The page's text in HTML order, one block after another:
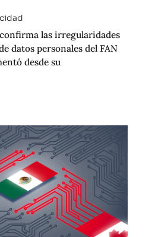
las irregularidades
datos personales del FAN
desde su